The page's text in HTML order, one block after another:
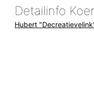
Detailinfo
Hubert